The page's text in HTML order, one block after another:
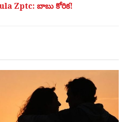
Zptc: బాబు కోరిక!